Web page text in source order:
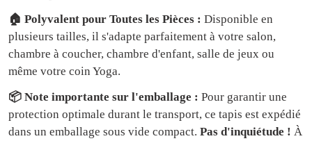
🏠 Polyvalent pour Toutes les Pièces : Disponible en
plusieurs tailles, il s'adapte parfaitement à votre salon,
chambre à coucher, chambre d'enfant, salle de jeux ou
même votre coin Yoga.
📦 Note importante sur l'emballage : Pour garantir une
protection optimale durant le transport, ce tapis est expédié
dans un emballage sous vide compact. Pas d'inquiétude ! À